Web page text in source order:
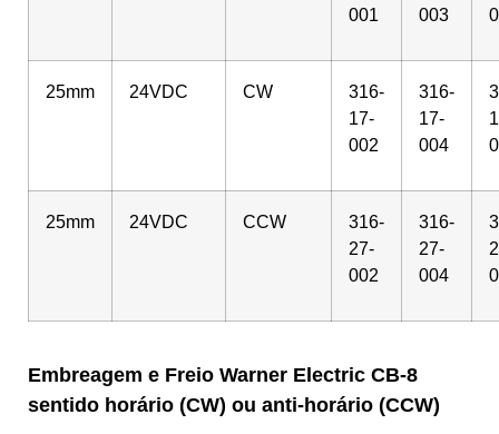
001
003
25mm 24VDC CW
316-
17-
002
316-
17-
004
25mm 24VDC CCW
316-
27-
002
316-
27-
004
Embreagem e Freio Warner Electric CB-8
sentido horário (CW) ou anti-horário (CCW)